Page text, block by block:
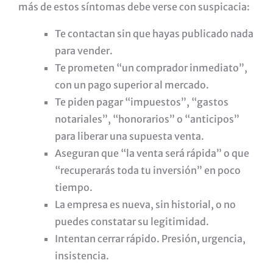
más de estos síntomas debe verse con suspicacia:
Te contactan sin que hayas publicado nada
para vender.
Te prometen “un comprador inmediato”,
con un pago superior al mercado.
Te piden pagar “impuestos”, “gastos
notariales”, “honorarios” o “anticipos”
para liberar una supuesta venta.
Aseguran que “la venta será rápida” o que
“recuperarás toda tu inversión” en poco
tiempo.
La empresa es nueva, sin historial, o no
puedes constatar su legitimidad.
Intentan cerrar rápido. Presión, urgencia,
insistencia.